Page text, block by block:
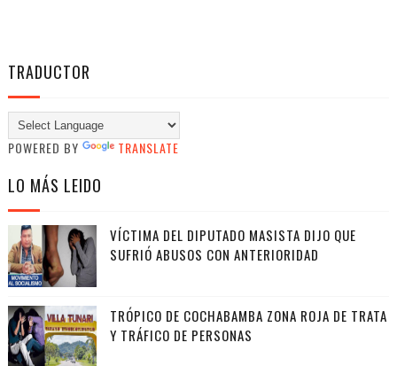
TRADUCTOR
POWERED BY TRANSLATE
LO MÁS LEIDO
VÍCTIMA DEL DIPUTADO MASISTA DIJO QUE
SUFRIÓ ABUSOS CON ANTERIORIDAD
TRÓPICO DE COCHABAMBA ZONA ROJA DE TRATA
Y TRÁFICO DE PERSONAS